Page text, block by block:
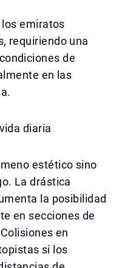
emiratos
requiriendo una
de
en las
diaria
estético sino
La drástica
la posibilidad
en secciones de
en
si los